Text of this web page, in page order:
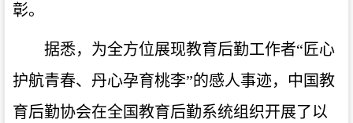
彰。
据悉，为全方位展现教育后勤工作者“匠心
护航青春、丹心孕育桃李”的感人事迹，中国教
育后勤协会在全国教育后勤系统组织开展了以